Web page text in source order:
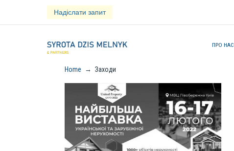
content
Надіслати запит
ПРО НАС
Home → Заходи
КАТЕГОРІЯ:
ЗАХОДИ